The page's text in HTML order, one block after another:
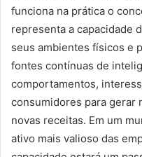
funciona na prática o
representa a capacidade
seus ambientes físicos e
fontes contínuas de
comportamentos,
consumidores para gerar
novas receitas. Em um
ativo mais valioso das